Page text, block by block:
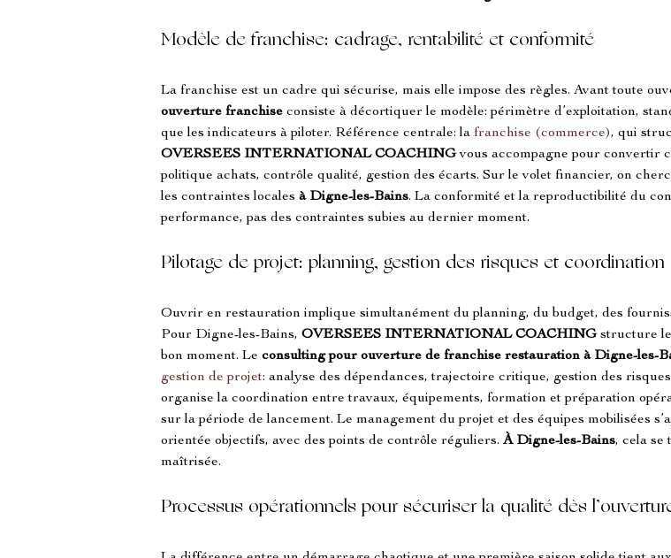
Modèle de franchise: cadrage, rentabilité et conformité
La franchise est un cadre qui sécurise, mais elle impose des règles. Avant toute
ouverture franchise consiste à décortiquer le modèle: périmètre d’exploitation,
que les indicateurs à piloter. Référence centrale: la franchise (commerce), qui
OVERSEES INTERNATIONAL COACHING vous accompagne pour convertir
politique achats, contrôle qualité, gestion des écarts. Sur le volet financier, on
les contraintes locales à Digne-les-Bains. La conformité et la reproductibilité du
performance, pas des contraintes subies au dernier moment.
Pilotage de projet: planning, gestion des risques et coordination
Ouvrir en restauration implique simultanément du planning, du budget, des
Pour Digne-les-Bains, OVERSEES INTERNATIONAL COACHING structure le
bon moment. Le consulting pour ouverture de franchise restauration à Digne-les-
gestion de projet: analyse des dépendances, trajectoire critique, gestion des
organise la coordination entre travaux, équipements, formation et préparation
sur la période de lancement. Le management du projet et des équipes mobilisées
orientée objectifs, avec des points de contrôle réguliers. À Digne-les-Bains, cela se
maîtrisée.
Processus opérationnels pour sécuriser la qualité dès